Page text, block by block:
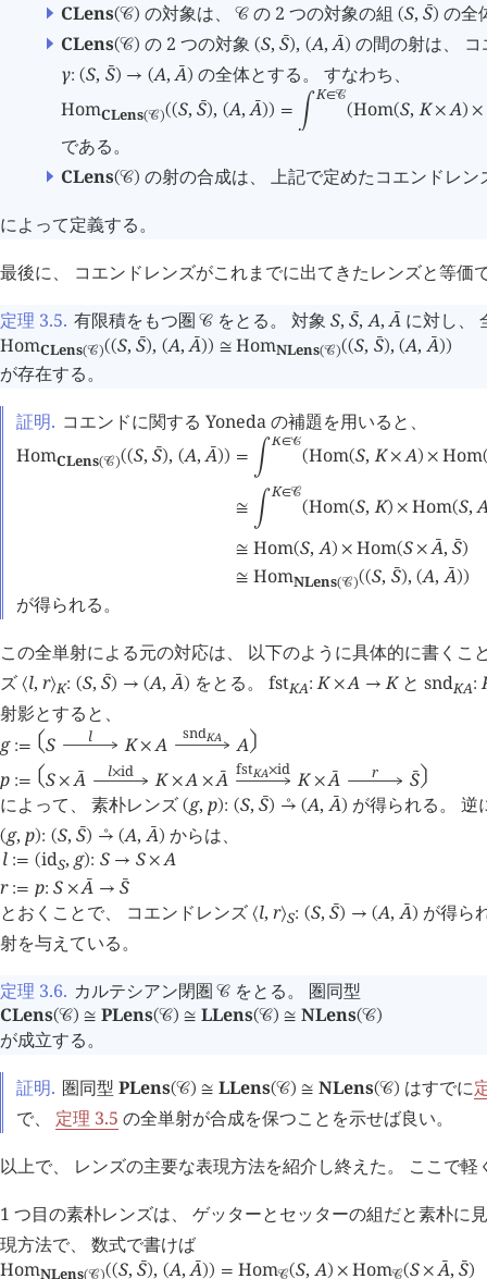
CLens(󰒚) の対象は、󰒚 の 2 つの対象の組 (S, 󰔄
S) の全
CLens(󰒚) の 2 つの対象 (S, 󰔄
S), (A, 󰔄
A) の間の射は、
γ: (S, 󰔄
S) → (A, 󰔄
A) の全体とする。 すなわち、
HomCLens(󰒚)((S, 󰔄
S), (A, 󰔄
A)) = 󰄵
K∈󰒚
(Hom(S, K × A) ×
である。
CLens(󰒚) の射の合成は、 上記で定めたコエンドレン
によって定義する。
最後に、 コエンドレンズがこれまでに出てきたレンズと等価
定理 3.5. 有限積をもつ圏󰒚 をとる。 対象 S, 󰔄
S, A, 󰔄
A に対し、
HomCLens(󰒚)((S, 󰔄
S), (A, 󰔄
A)) ≅ HomNLens(󰒚)((S, 󰔄
S), (A, 󰔄
A))
が存在する。
証明. コエンドに関する Yoneda の補題を用いると、
HomCLens(󰒚)((S, 󰔄
S), (A, 󰔄
A)) = 󰄵
K∈󰒚
(Hom(S, K × A) × Hom
≅ 󰄵
K∈󰒚
(Hom(S, K) × Hom(S,
≅ Hom(S, A) × Hom(S × 󰔄
A, 󰔄
S)
≅ HomNLens(󰒚)((S, 󰔄
S), (A, 󰔄
A))
が得られる。
この全単射による元の対応は、 以下のように具体的に書くこ
ズ ⟨l, r⟩K: (S, 󰔄
S) → (A, 󰔄
A) をとる。 fstKA: K × A → KとsndKA:
射影とすると、
g := 󰇡 S K × A A
l sndKA 󰇥
p := S × 󰔄
A K × A × 󰔄
A K × 󰔄
A 󰔄
S
l×id fstKA×id r
によって、 素朴レンズ ( g, p): (S, 󰔄
S) 󰔊
→ (A, 󰔄
A) が得られる。 逆
( g, p): (S, 󰔄
S) 󰔊
→ (A, 󰔄
A) からは、
l := (idS, g): S → S × A
r := p: S × 󰔄
A → 󰔄
S
とおくことで、 コエンドレンズ ⟨l, r⟩S: (S, 󰔄
S) → (A, 󰔄
A) が得ら
射を与えている。
定理 3.6. カルテシアン閉圏󰒚 をとる。 圏同型
CLens(󰒚) ≅ PLens(󰒚) ≅ LLens(󰒚) ≅ NLens(󰒚)
が成立する。
証明. 圏同型 PLens(󰒚) ≅ LLens(󰒚) ≅ NLens(󰒚) はすでに
で、 定理 3.5 の全単射が合成を保つことを示せば良い。
以上で、 レンズの主要な表現方法を紹介し終えた。 ここで軽
1 つ目の素朴レンズは、 ゲッターとセッターの組だと素朴に
現方法で、 数式で書けば
HomNLens(󰒚)((S, 󰔄
S), (A, 󰔄
A)) = Hom󰒚(S, A) × Hom󰒚(S × 󰔄
A, 󰔄
S)